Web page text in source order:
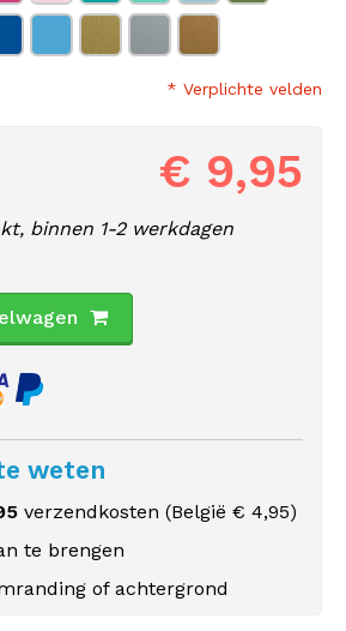
* Verplichte velden
€ 9,95
binnen 1-2 werkdagen
weten
verzendkosten (België € 4,95)
te brengen
of achtergrond